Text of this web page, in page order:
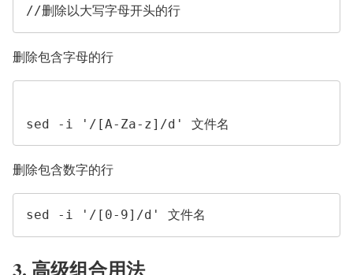
//删除以大写字母开头的行
删除包含字母的行
sed -i '/[A-Za-z]/d' 文件名
删除包含数字的行
sed -i '/[0-9]/d' 文件名
3. 高级组合用法